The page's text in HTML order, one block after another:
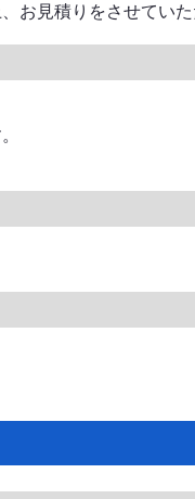
お見積りをさせていた